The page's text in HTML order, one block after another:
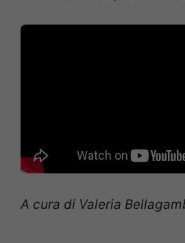
A cura di Valeria